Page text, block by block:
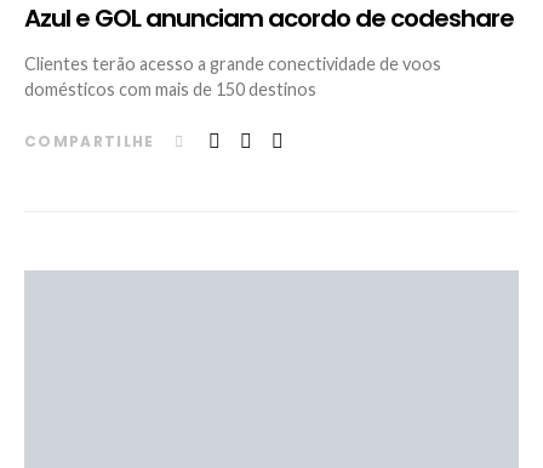
Azul e GOL anunciam acordo de codeshare
Clientes terão acesso a grande conectividade de voos
domésticos com mais de 150 destinos
COMPARTILHE